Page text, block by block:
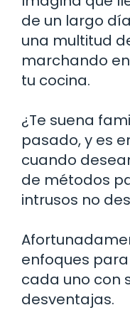
de un largo
una multitud
marchando
tu cocina.
¿Te suena
pasado, y es
cuando
de métodos
intrusos no
enfoques
cada uno con
desventajas.